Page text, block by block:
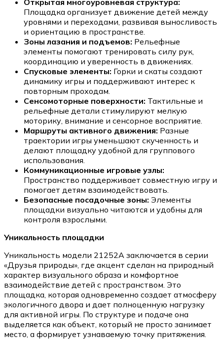
Открытая многоуровневая структура:
Площадка организует движение детей между
уровнями и переходами, развивая выносливость
и ориентацию в пространстве.
Зоны лазания и подъемов: Рельефные
элементы помогают тренировать силу рук,
координацию и уверенность в движениях.
Спусковые элементы: Горки и скаты создают
динамику игры и поддерживают интерес к
повторным проходам.
Сенсомоторные поверхности: Тактильные и
рельефные детали стимулируют мелкую
моторику, внимание и сенсорное восприятие.
Маршруты активного движения: Разные
траектории игры уменьшают скученность и
делают площадку удобной для группового
использования.
Коммуникационные игровые узлы:
Пространство поддерживает совместную игру и
помогает детям взаимодействовать.
Безопасные посадочные зоны: Элементы
площадки визуально читаются и удобны для
контроля взрослыми.
Уникальность площадки
Уникальность модели 21252A заключается в серии
«Друзья природы», где акцент сделан на природный
характер визуального образа и комфортное
взаимодействие детей с пространством. Это
площадка, которая одновременно создает атмосферу
экологичного двора и дает полноценную нагрузку
для активной игры. По структуре и подаче она
выделяется как объект, который не просто занимает
место, а формирует узнаваемую точку притяжения.